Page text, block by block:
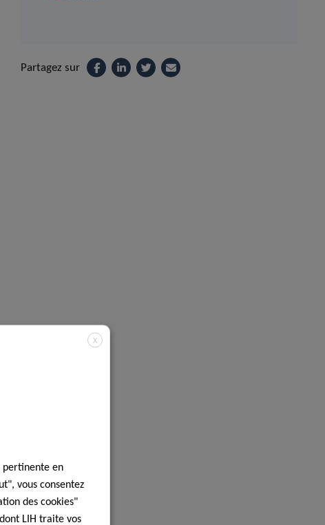
Partagez sur
X
pertinente en
vous consentez
des cookies"
LIH traite vos